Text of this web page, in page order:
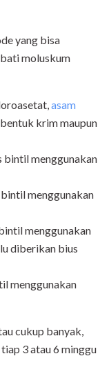
yang bisa
moluskum
asam
krim maupun
bintil menggunakan
menggunakan
menggunakan
diberikan bius
menggunakan
cukup banyak,
3 atau 6 minggu